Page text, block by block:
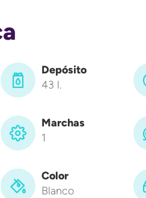
Depósito
43 l.
Marchas
1
Color
Blanco